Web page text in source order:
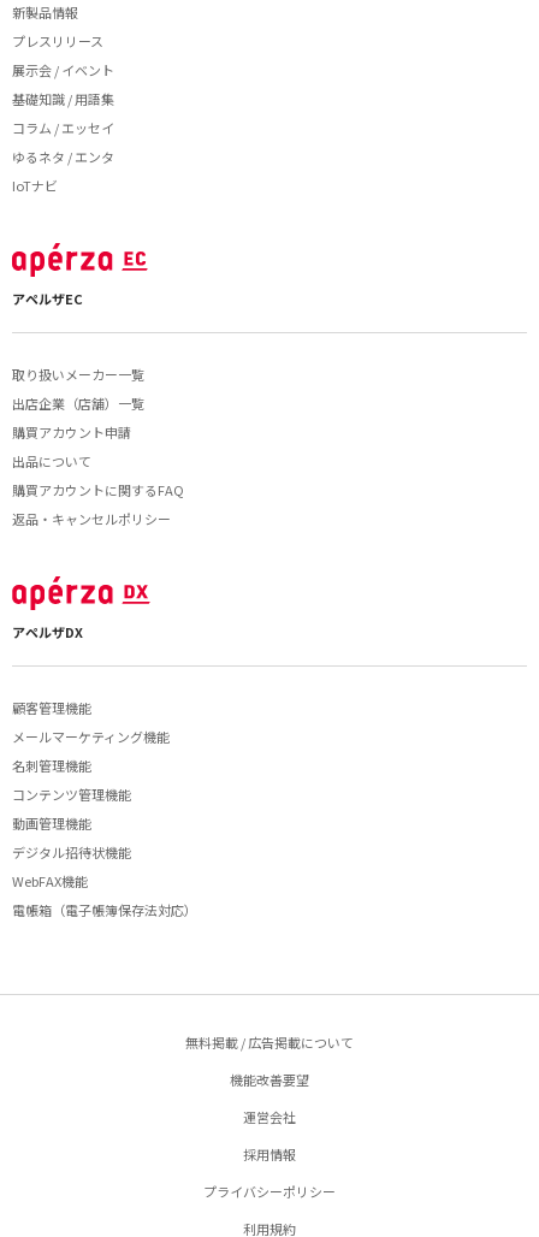
新製品情報
プレスリリース
展示会 / イベント
基礎知識 / 用語集
コラム / エッセイ
ゆるネタ / エンタ
IoTナビ
アペルザEC
取り扱いメーカー一覧
出店企業（店舗）一覧
購買アカウント申請
出品について
購買アカウントに関するFAQ
返品・キャンセルポリシー
アペルザDX
顧客管理機能
メールマーケティング機能
名刺管理機能
コンテンツ管理機能
動画管理機能
デジタル招待状機能
WebFAX機能
電帳箱（電子帳簿保存法対応）
無料掲載 / 広告掲載について
機能改善要望
運営会社
採用情報
プライバシーポリシー
利用規約